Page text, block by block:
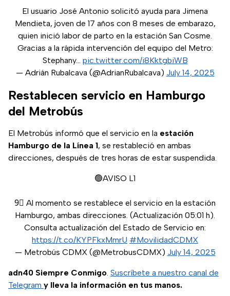
El usuario José Antonio solicitó ayuda para Jimena
Mendieta, joven de 17 años con 8 meses de embarazo,
quien inició labor de parto en la estación San Cosme.
Gracias a la rápida intervención del equipo del Metro:
Stephany… pic.twitter.com/i8KktgbiWB
— Adrián Rubalcava (@AdrianRubalcava) July 14, 2025
Restablecen servicio en Hamburgo
del Metrobús
El Metrobús informó que el servicio en la estación
Hamburgo de la Línea 1, se restableció en ambas
direcciones, después de tres horas de estar suspendida.
🟢AVISO L1
9⃣ Al momento se restablece el servicio en la estación
Hamburgo, ambas direcciones. (Actualización 05:01 h).
Consulta actualización del Estado de Servicio en:
https://t.co/KYPFkxMmrU #MovilidadCDMX
— Metrobús CDMX (@MetrobusCDMX) July 14, 2025
adn40 Siempre Conmigo. Suscríbete a nuestro canal de
Telegram y lleva la información en tus manos.